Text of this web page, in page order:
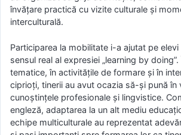
învățare practică cu vizite culturale și
interculturală.
Participarea la mobilitate i-a ajutat pe
sensul real al expresiei „learning by
tematice, în activitățile de formare și în
ciprioți, tinerii au avut ocazia să-și pună în
cunoștințele profesionale și lingvistice.
engleză, adaptarea la un alt mediu
echipe multiculturale au reprezentat